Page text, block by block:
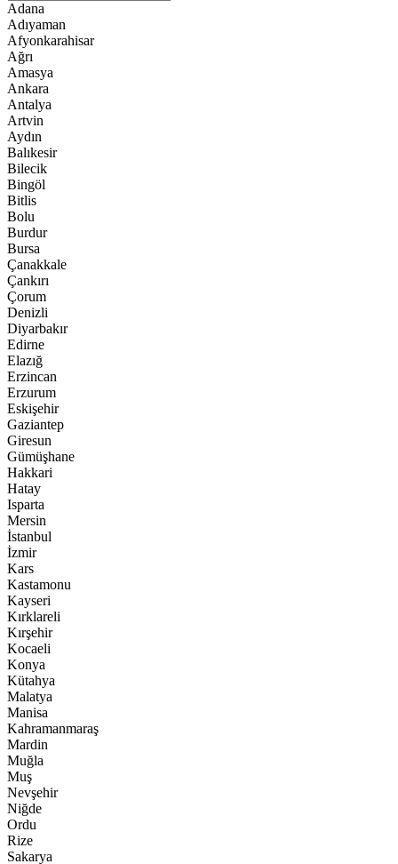
Adana
Adıyaman
Afyonkarahisar
Ağrı
Amasya
Ankara
Antalya
Artvin
Aydın
Balıkesir
Bilecik
Bingöl
Bitlis
Bolu
Burdur
Bursa
Çanakkale
Çankırı
Çorum
Denizli
Diyarbakır
Edirne
Elazığ
Erzincan
Erzurum
Eskişehir
Gaziantep
Giresun
Gümüşhane
Hakkari
Hatay
Isparta
Mersin
İstanbul
İzmir
Kars
Kastamonu
Kayseri
Kırklareli
Kırşehir
Kocaeli
Konya
Kütahya
Malatya
Manisa
Kahramanmaraş
Mardin
Muğla
Muş
Nevşehir
Niğde
Ordu
Rize
Sakarya